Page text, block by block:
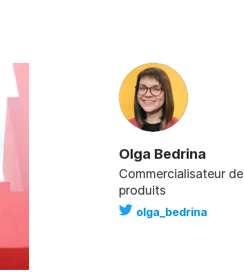
Olga Bedrina
Commercialisateur de
produits
olga_bedrina